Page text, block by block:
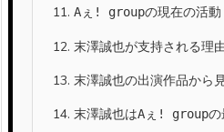
11. Aぇ! groupの現在の活動
12. 末澤誠也が支持される理
13. 末澤誠也の出演作品から
14. 末澤誠也はAぇ! groupの